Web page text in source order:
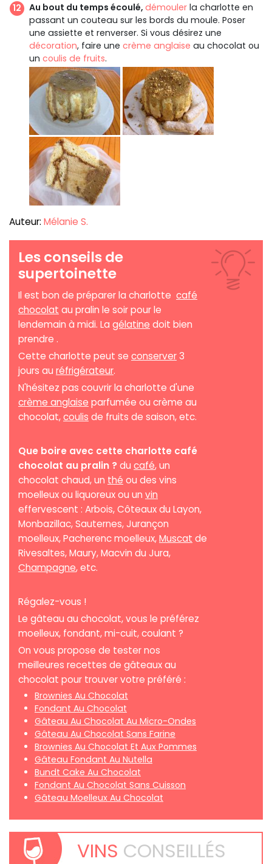
Au bout du temps écoulé, démouler la charlotte en
passant un couteau sur les bords du moule. Poser
une assiette et renverser. Si vous désirez une
décoration, faire une crème anglaise au chocolat ou
un coulis de fruits.
Auteur: Mélanie S.
Les conseils de
supertoinette
Il est bon de préparer la charlotte café
chocolat au pralin le soir pour le
lendemain à midi. La gélatine doit bien
prendre .
Cette charlotte peut se conserver3
jours au réfrigérateur.
N'hésitez pas couvrir la charlotte d'une
crème anglaise parfumée ou crème au
chocolat,coulis de fruits de saison, etc.
Que boire avec cette charlotte café
chocolat au pralin ? du café, un
chocolat chaud, un thé ou des vins
moelleux ou liquoreux ou un vin
effervescent : Arbois, Côteaux du Layon,
Monbazillac, Sauternes, Jurançon
moelleux, Pacherenc moelleux,Muscat de
Rivesaltes, Maury, Macvin du Jura,
Champagne, etc.
Régalez-vous !
Le gâteau au chocolat, vous le préférez
moelleux, fondant, mi-cuit, coulant ?
On vous propose de tester nos
meilleures recettes de gâteaux au
chocolat pour trouver votre préféré :
Brownies Au Chocolat
Fondant Au Chocolat
Gâteau Au Chocolat Au Micro-Ondes
Gâteau Au Chocolat Sans Farine
Brownies Au Chocolat Et Aux Pommes
Gâteau Fondant Au Nutella
Bundt Cake Au Chocolat
Fondant Au Chocolat Sans Cuisson
Gâteau Moelleux Au Chocolat
VINS CONSEILLÉS